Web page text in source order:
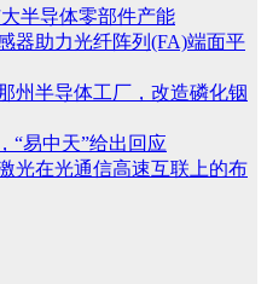
半导体零部件产能
器助力光纤阵列(FA)端面平
州半导体工厂，改造磷化铟
“易中天”给出回应
光在光通信高速互联上的布